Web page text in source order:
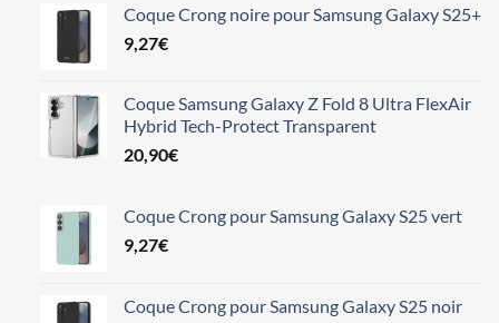
initial
actuel
Coque Crong noire pour Samsung Galaxy S25+
9,27€
Coque Samsung Galaxy Z Fold 8 Ultra FlexAir
Hybrid Tech-Protect Transparent
20,90€
Coque Crong pour Samsung Galaxy S25 vert
9,27€
Coque Crong pour Samsung Galaxy S25 noir